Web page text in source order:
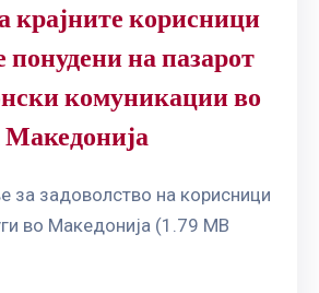
крајните корисници
понудени на пазарот
комуникации во
за задоволство на корисници
во Македонија (1.79 MB